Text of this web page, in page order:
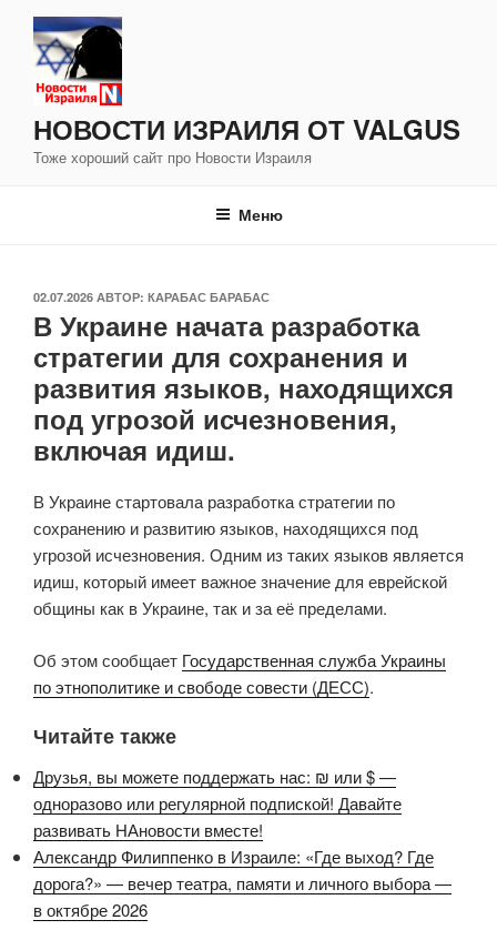
Перейти
содержимому
НОВОСТИ ИЗРАИЛЯ ОТ VALGUS
Тоже хороший сайт про Новости Израиля
Меню
ОПУБЛИКОВАНО
02.07.2026 АВТОР: КАРАБАС БАРАБАС
В Украине начата разработка
стратегии для сохранения и
развития языков, находящихся
под угрозой исчезновения,
включая идиш.
В Украине стартовала разработка стратегии по
сохранению и развитию языков, находящихся под
угрозой исчезновения. Одним из таких языков является
идиш, который имеет важное значение для еврейской
общины как в Украине, так и за её пределами.
Об этом сообщает Государственная служба Украины
по этнополитике и свободе совести (ДЕСС).
Читайте также
Друзья, вы можете поддержать нас: ₪ или $ —
одноразово или регулярной подпиской! Давайте
развивать НАновости вместе!
Александр Филиппенко в Израиле: «Где выход? Где
дорога?» — вечер театра, памяти и личного выбора —
в октябре 2026